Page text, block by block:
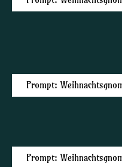
Prompt:
Prompt: